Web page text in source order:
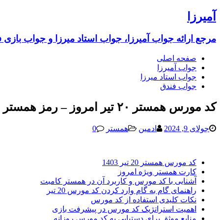
آمیرزا
مرجع ارائه جواب آمیرزا، جواب استاد میرزا و جواب بازی
صفحه اصلی
جواب آمیرزا
جواب استاد میرزا
جواب فندق
کد مورس همستر ۲۰ تیر امروز – رمز همستر 20 تیر 1403 (امشب جدید) یک میلیونی
جولای 9, 2024 ادمین همستر 0
کد مورس همستر 20 تیر 1403
کارت همستر ویژه امروز
آشنایی با کد مورس و کاربرد آن در همستر کامبت
راهنمای گام به گام وارد کردن کد مورس 20 تیر
نکات کلیدی استفاده از کد مورس
اهمیت استراتژیک کد مورس در پیشرفت بازی